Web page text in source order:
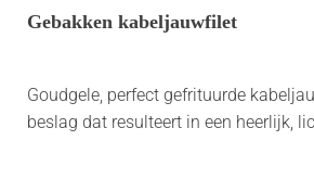
Gebakken kabeljauwfilet
Goudgele, perfect gefrituurde
beslag dat resulteert in een heerlijk,